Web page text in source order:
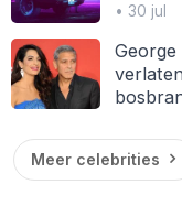
• 30 jul
Meer celebrities